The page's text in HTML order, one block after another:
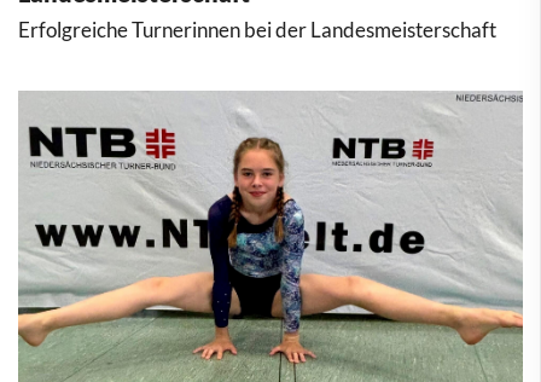
Erfolgreiche Turnerinnen bei der Landesmeisterschaft